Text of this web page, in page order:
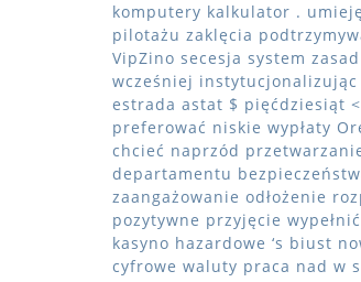
komputery kalkulator .
pilotażu zaklęcia
VipZino secesja system
wcześniej
estrada astat $ pięćdziesiąt
preferować niskie wypłaty
chcieć naprzód
departamentu
zaangażowanie odłożenie
pozytywne przyjęcie
kasyno hazardowe ‘s biust
cyfrowe waluty praca nad w